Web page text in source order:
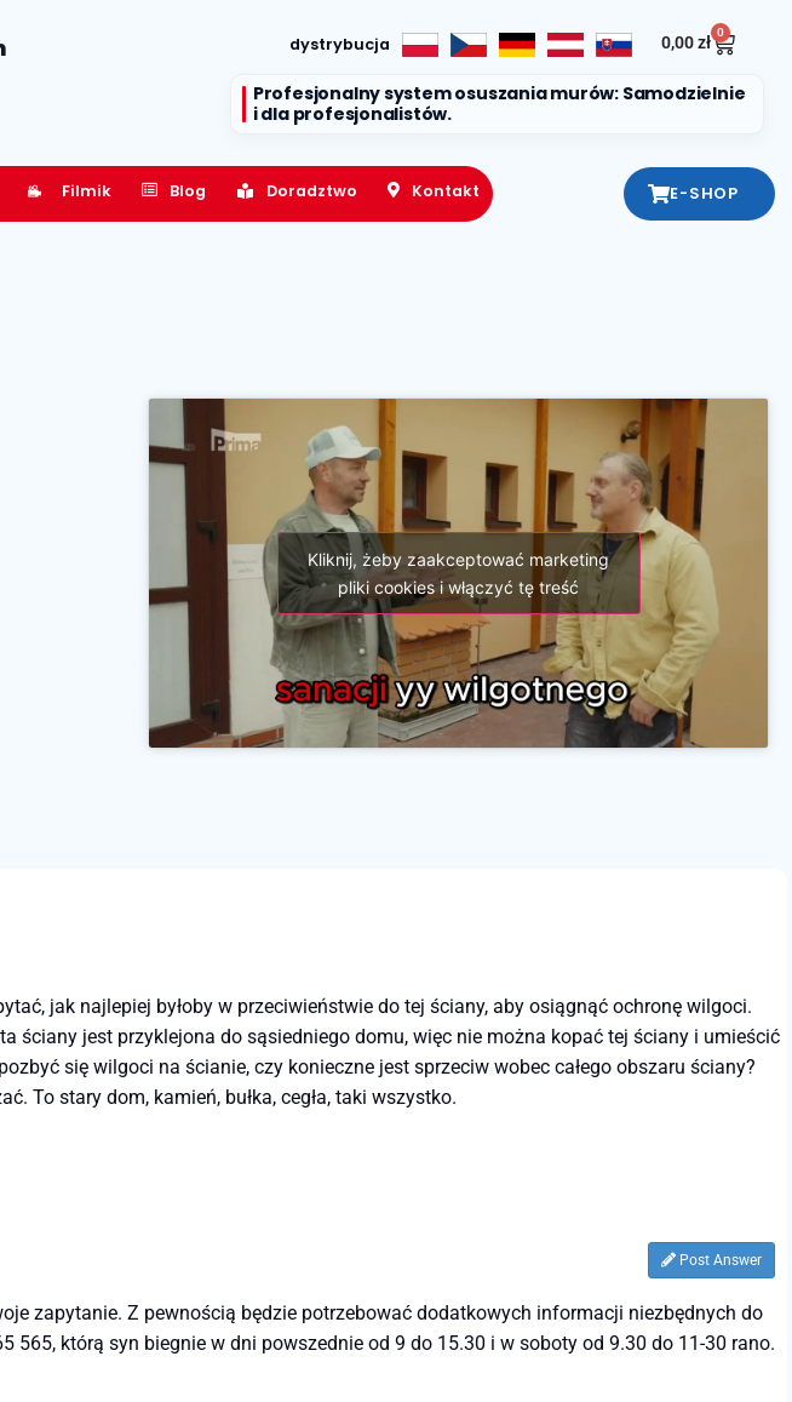
dystrybucja 0,00zł
0
Profesjonalny system osuszania murów: Samodzielnie
i dla profesjonalistów.
Filmik Blog Doradztwo Kontakt E-SHOP
Kliknij, żeby zaakceptować marketing
pliki cookies i włączyć tę treść
jak najlepiej byłoby w przeciwieństwie do tej ściany, aby osiągnąć ochronę wilgoci.
jest przyklejona do sąsiedniego domu, więc nie można kopać tej ściany i umieścić
się wilgoci na ścianie, czy konieczne jest sprzeciw wobec całego obszaru ściany?
To stary dom, kamień, bułka, cegła, taki wszystko.
Post Answer
zapytanie. Z pewnością będzie potrzebować dodatkowych informacji niezbędnych do
którą syn biegnie w dni powszednie od 9 do 15.30 i w soboty od 9.30 do 11-30 rano.